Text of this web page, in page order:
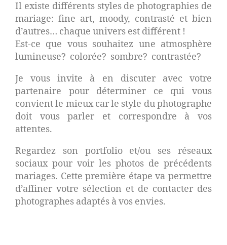
Il existe différents styles de photographies de
mariage: fine art, moody, contrasté et bien
d’autres… chaque univers est différent !
Est-ce que vous souhaitez une atmosphère
lumineuse? colorée? sombre? contrastée?
Je vous invite à en discuter avec votre
partenaire pour déterminer ce qui vous
convient le mieux car le style du photographe
doit vous parler et correspondre à vos
attentes.
Regardez son portfolio et/ou ses réseaux
sociaux pour voir les photos de précédents
mariages. Cette première étape va permettre
d’affiner votre sélection et de contacter des
photographes adaptés à vos envies.